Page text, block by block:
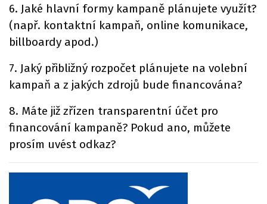
6. Jaké hlavní formy kampaně plánujete využít?
(např. kontaktní kampaň, online komunikace,
billboardy apod.)
7. Jaký přibližný rozpočet plánujete na volební
kampaň a z jakých zdrojů bude financována?
8. Máte již zřízen transparentní účet pro
financování kampaně? Pokud ano, můžete
prosím uvést odkaz?